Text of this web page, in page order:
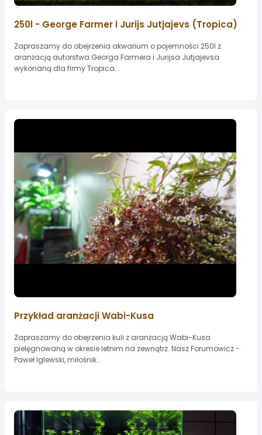
250l - George Farmer i Jurijs Jutjajevs (Tropica)
Zapraszamy do obejrzenia akwarium o pojemności 250l z
aranżacją autorstwa Georga Farmera i Jurijsa Jutjajevsa
wykonaną dla firmy Tropica...
Przykład aranżacji Wabi-Kusa
Zapraszamy do obejrzenia kuli z aranżacją Wabi-Kusa
pielęgnowaną w okresie letnim na zewnątrz. Nasz Forumowicz -
Paweł Iglewski, miłośnik...